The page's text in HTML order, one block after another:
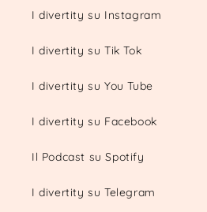
I divertity su Instagram
I divertity su Tik Tok
I divertity su You Tube
I divertity su Facebook
Il Podcast su Spotify
I divertity su Telegram